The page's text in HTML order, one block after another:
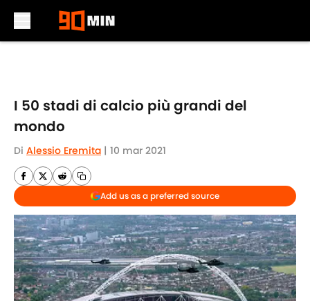
I 50 stadi di calcio più grandi del
mondo
Di Alessio Eremita | 10 mar 2021
Add us as a preferred source